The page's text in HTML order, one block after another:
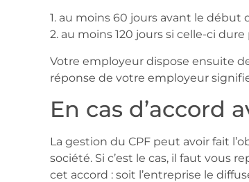
1. au moins 60 jours avant le
2. au moins 120 jours si celle-ci
Votre employeur dispose ensuite
réponse de votre employeur
En cas d’accord
La gestion du CPF peut avoir fait
société. Si c’est le cas, il faut vous
cet accord : soit l’entreprise le